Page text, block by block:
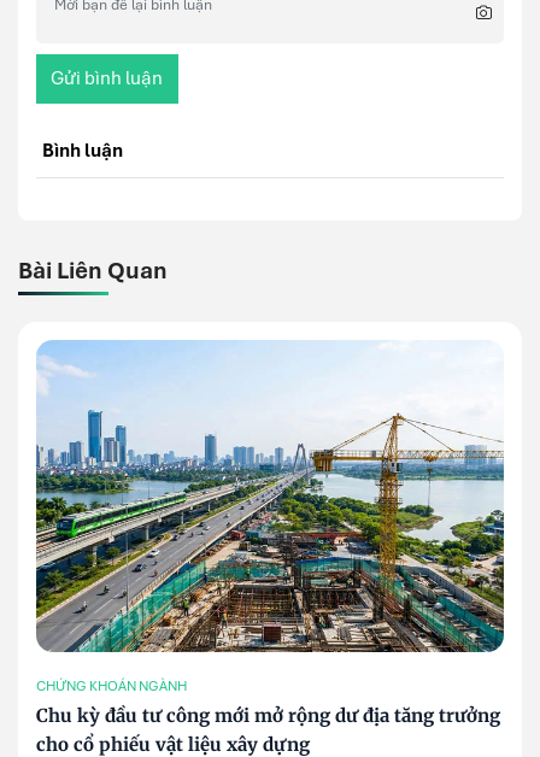
Gửi bình luận
Bình luận
Bài Liên Quan
CHỨNG KHOÁN NGÀNH
Chu kỳ đầu tư công mới mở rộng dư địa tăng trưởng
cho cổ phiếu vật liệu xây dựng